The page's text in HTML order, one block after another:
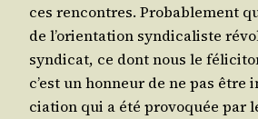
ces ren­contres. Pro­ba­ble­ment
de l’o­rien­ta­tion syn­di­ca­liste
syn­di­cat, ce dont nous le
c’est un hon­neur de ne pas être
cia­tion qui a été pro­vo­quée par